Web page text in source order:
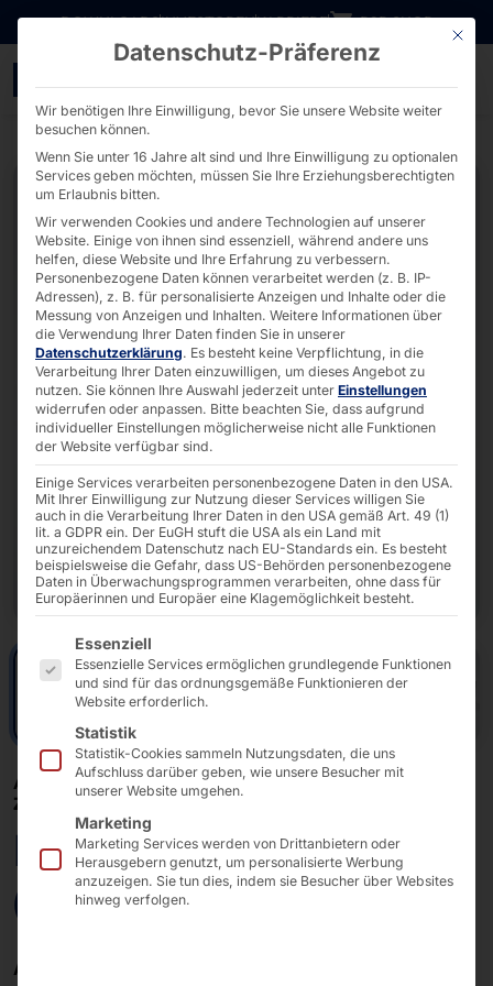
Direkt zum Inhalt wechseln
DOWNLOADSINVESTORENKARRIERE B2B SHOP
AKHET® DUAL CPU SERVER - AZURE LOCAL
ZERTIFIZIERT
Performance 1UAZ6
(Azure Local)
AKHET® Performance 1U
Mit
Datenschutz-Präferenz
Wir benötigen Ihre Einwilligung, bevor Sie unsere Website weiter
besuchen können.
Wenn Sie unter 16 Jahre alt sind und Ihre Einwilligung zu optionalen
Services geben möchten, müssen Sie Ihre Erziehungsberechtigten
um Erlaubnis bitten.
Wir verwenden Cookies und andere Technologien auf unserer
Website. Einige von ihnen sind essenziell, während andere uns
helfen, diese Website und Ihre Erfahrung zu verbessern.
Personenbezogene Daten können verarbeitet werden (z. B. IP-
Adressen), z. B. für personalisierte Anzeigen und Inhalte oder die
Messung von Anzeigen und Inhalten. Weitere Informationen über
die Verwendung Ihrer Daten finden Sie in unserer
Datenschutzerklärung. Es besteht keine Verpflichtung, in die
Verarbeitung Ihrer Daten einzuwilligen, um dieses Angebot zu
nutzen. Sie können Ihre Auswahl jederzeit unter Einstellungen
widerrufen oder anpassen. Bitte beachten Sie, dass aufgrund
individueller Einstellungen möglicherweise nicht alle Funktionen
der Website verfügbar sind.
Einige Services verarbeiten personenbezogene Daten in den USA.
Mit Ihrer Einwilligung zur Nutzung dieser Services willigen Sie
auch in die Verarbeitung Ihrer Daten in den USA gemäß Art. 49 (1)
lit. a GDPR ein. Der EuGH stuft die USA als ein Land mit
unzureichendem Datenschutz nach EU-Standards ein. Es besteht
beispielsweise die Gefahr, dass US-Behörden personenbezogene
Daten in Überwachungsprogrammen verarbeiten, ohne dass für
Europäerinnen und Europäer eine Klagemöglichkeit besteht.
Es folgt eine Liste der Service-Gruppen, für die eine
Essenziell
Essenzielle Services ermöglichen grundlegende Funktionen
und sind für das ordnungsgemäße Funktionieren der
Website erforderlich.
Statistik
Statistik-Cookies sammeln Nutzungsdaten, die uns
Aufschluss darüber geben, wie unsere Besucher mit
unserer Website umgehen.
Marketing
Marketing Services werden von Drittanbietern oder
Herausgebern genutzt, um personalisierte Werbung
anzuzeigen. Sie tun dies, indem sie Besucher über Websites
hinweg verfolgen.